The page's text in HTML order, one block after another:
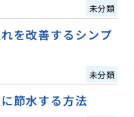
未分類
を改善するシンプ
未分類
節水する方法